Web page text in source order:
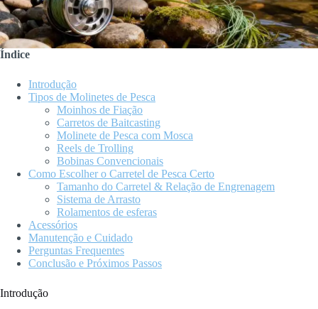
Índice
Introdução
Tipos de Molinetes de Pesca
Moinhos de Fiação
Carretos de Baitcasting
Molinete de Pesca com Mosca
Reels de Trolling
Bobinas Convencionais
Como Escolher o Carretel de Pesca Certo
Tamanho do Carretel & Relação de Engrenagem
Sistema de Arrasto
Rolamentos de esferas
Acessórios
Manutenção e Cuidado
Perguntas Frequentes
Conclusão e Próximos Passos
Introdução